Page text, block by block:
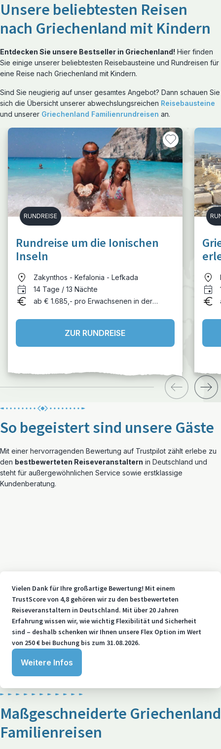
Unsere beliebtesten Reisen
nach Griechenland mit Kindern
Entdecken Sie unsere Bestseller in Griechenland! Hier finden
Sie einige unserer beliebtesten Reisebausteine und Rundreisen für
eine Reise nach Griechenland mit Kindern.
Sind Sie neugierig auf unser gesamtes Angebot? Dann schauen Sie
sich die Übersicht unserer abwechslungsreichen Reisebausteine
und unserer Griechenland Familienrundreisen an.
RUNDREISE
Rundreise um die Ionischen
Inseln
Zakynthos - Kefalonia - Lefkada
14 Tage / 13 Nächte
ab € 1.685,- pro Erwachsenen in der
ZUR RUNDREISE
So begeistert sind unsere Gäste
Mit einer hervorragenden Bewertung auf Trustpilot zählt erlebe zu
den bestbewerteten Reiseveranstaltern in Deutschland und
steht für außergewöhnlichen Service sowie erstklassige
Kundenberatung.
Vielen Dank für Ihre großartige Bewertung! Mit einem
TrustScore von 4,8 gehören wir zu den bestbewerteten
Reiseveranstaltern in Deutschland. Mit über 20 Jahren
Erfahrung wissen wir, wie wichtig Flexibilität und Sicherheit
sind – deshalb schenken wir Ihnen unsere Flex Option im Wert
von 250 € bei Buchung bis zum 31.08.2026.
Weitere Infos
Maßgeschneiderte Griechenland
Familienreisen